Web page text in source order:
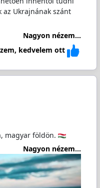
Ukrajnának szánt
Nagyon nézem...
kedvelem ott
magyar földön.
Nagyon nézem...